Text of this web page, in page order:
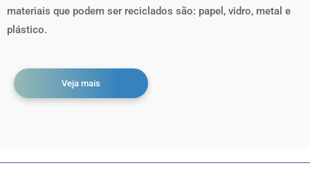
materiais que podem ser reciclados são: papel, vidro, metal e
plástico.
Veja mais